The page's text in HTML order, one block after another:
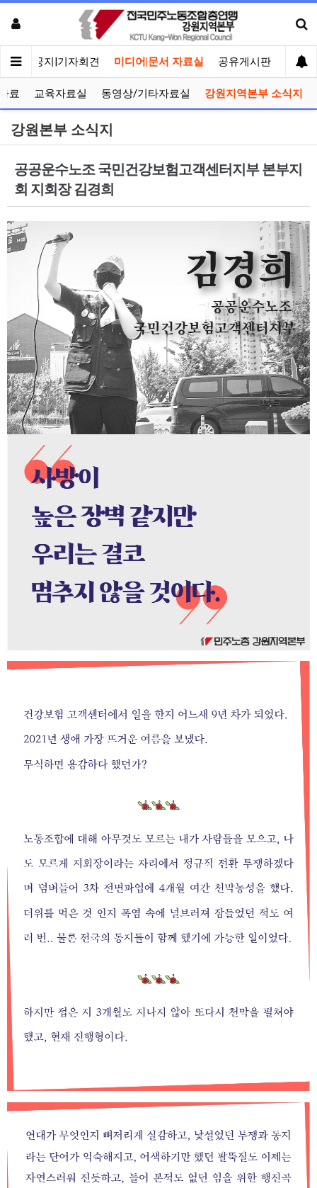
인 공지|기자회견 미디어|문서 자료실 공유게시판 선거
료 교육자료실 동영상/기타자료실 강원지역본부 소식지
강원본부 소식지
공공운수노조 국민건강보험고객센터지부 본부지
회 지회장 김경희